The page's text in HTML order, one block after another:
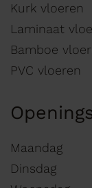
Kurk vloeren
Laminaat
Bamboe
PVC vloeren
Maandag
Dinsdag